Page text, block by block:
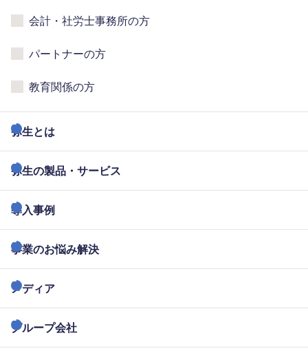
会計・社労士事務所の方
パートナーの方
教育関係の方
弥生とは
弥生の製品・サービス
導入事例
事業のお悩み解決
メディア
グループ会社